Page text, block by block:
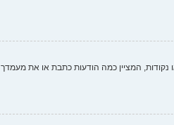
נקודות, המציין כמה הודעות כתבת או את מעמדך